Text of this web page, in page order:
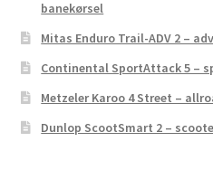
banekørsel
Mitas Enduro Trail-ADV 2 –
Continental SportAttack 5 –
Metzeler Karoo 4 Street –
Dunlop ScootSmart 2 –